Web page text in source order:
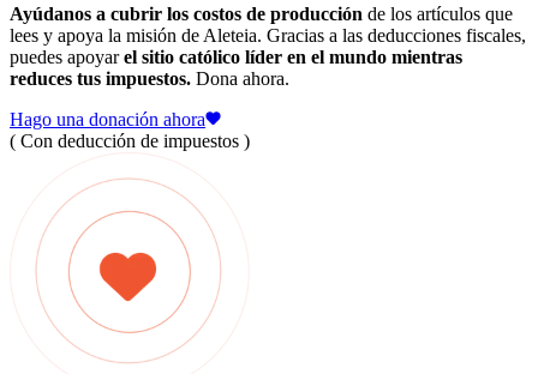
Ayúdanos a cubrir los costos de producción de los artículos que
lees y apoya la misión de Aleteia. Gracias a las deducciones fiscales,
puedes apoyarel sitio católico líder en el mundo mientras
reduces tus impuestos. Dona ahora.
Hago una donación ahora
( Con deducción de impuestos )